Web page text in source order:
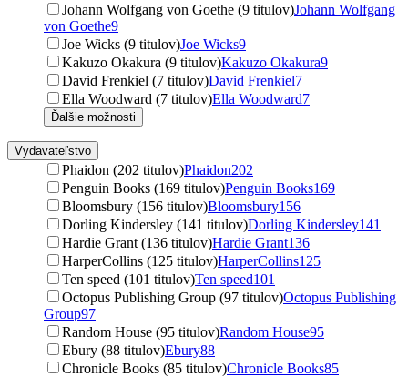
Johann Wolfgang von Goethe (9 titulov)Johann Wolfgang
von Goethe9
Joe Wicks (9 titulov)Joe Wicks9
Kakuzo Okakura (9 titulov)Kakuzo Okakura9
David Frenkiel (7 titulov)David Frenkiel7
Ella Woodward (7 titulov)Ella Woodward7
Ďalšie možnosti
Vydavateľstvo
Phaidon (202 titulov)Phaidon202
Penguin Books (169 titulov)Penguin Books169
Bloomsbury (156 titulov)Bloomsbury156
Dorling Kindersley (141 titulov)Dorling Kindersley141
Hardie Grant (136 titulov)Hardie Grant136
HarperCollins (125 titulov)HarperCollins125
Ten speed (101 titulov)Ten speed101
Octopus Publishing Group (97 titulov)Octopus Publishing
Group97
Random House (95 titulov)Random House95
Ebury (88 titulov)Ebury88
Chronicle Books (85 titulov)Chronicle Books85